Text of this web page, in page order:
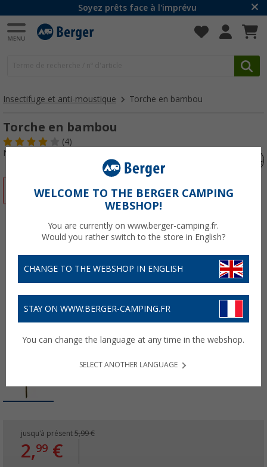
Soyez prêts face à l'imprévu
Insectifuge et anti-moustique Torche en bambou
Torche en bambou
(4)
N° d'art : 442560
-50%
jusqu'à présent 5,99 €
2,99 €
WELCOME TO THE BERGER CAMPING
WEBSHOP!
You are currently on www.berger-camping.fr.
Would you rather switch to the store in English?
CHANGE TO THE WEBSHOP IN ENGLISH
STAY ON WWW.BERGER-CAMPING.FR
You can change the language at any time in the webshop.
SELECT ANOTHER LANGUAGE